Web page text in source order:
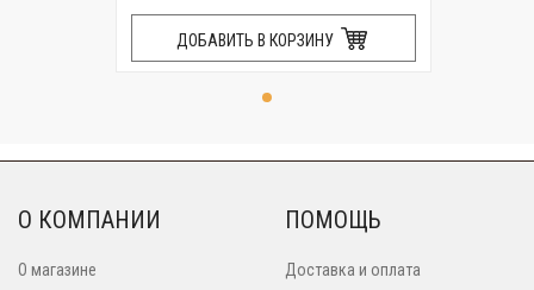
ДОБАВИТЬ В КОРЗИНУ
О КОМПАНИИ
О магазине
ПОМОЩЬ
Доставка и оплата